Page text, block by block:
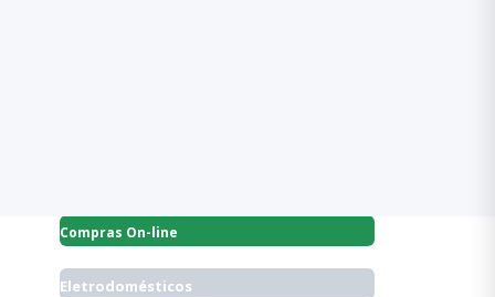
Compras On-line
Eletrodomésticos